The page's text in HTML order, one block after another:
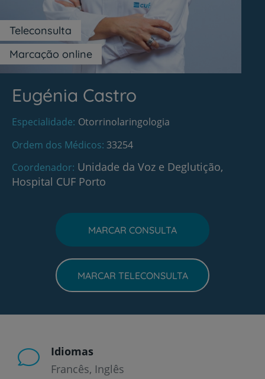
Marcação online
Teleconsulta
Eugénia Castro
Especialidade Otorrinolaringologia
Ordem dos Médicos 33254
Coordenador Unidade da Voz e Deglutição,
Hospital CUF Porto
MARCAR CONSULTA
MARCAR TELECONSULTA
Idiomas
Francês Inglês